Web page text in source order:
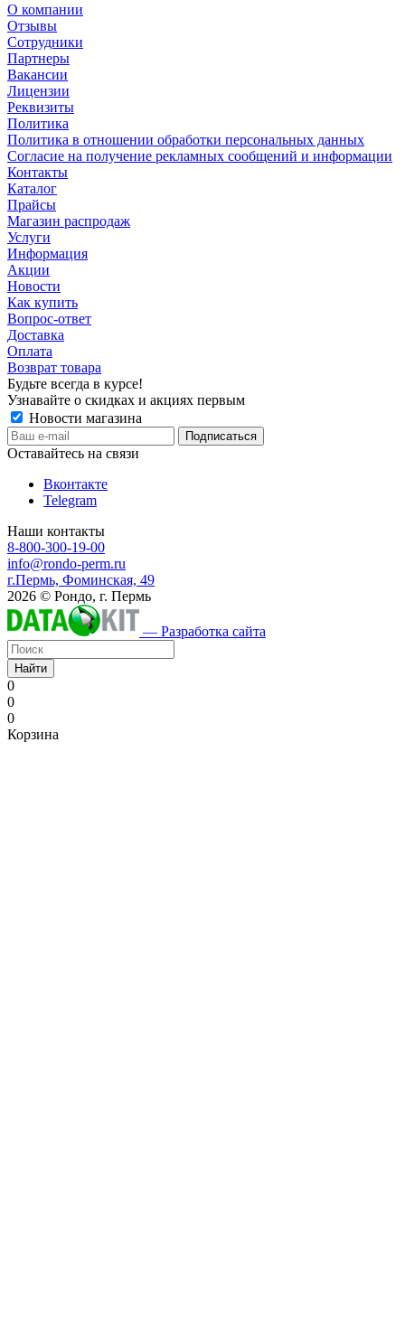
О компании
Отзывы
Сотрудники
Партнеры
Вакансии
Лицензии
Реквизиты
Политика
Политика в отношении обработки персональных данных
Согласие на получение рекламных сообщений и информации
Контакты
Каталог
Прайсы
Магазин распродаж
Услуги
Информация
Акции
Новости
Как купить
Вопрос-ответ
Доставка
Оплата
Возврат товара
Будьте всегда в курсе!
Узнавайте о скидках и акциях первым
Новости магазина
Оставайтесь на связи
Вконтакте
Telegram
Наши контакты
8-800-300-19-00
info@rondo-perm.ru
г.Пермь, Фоминская, 49
2026 © Рондо, г. Пермь
— Разработка сайта
Найти
0
0
0
Корзина